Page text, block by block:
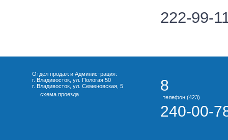
222-99-
Отдел продаж и Администрация:
г. Владивосток, ул. Пологая 50
г. Владивосток, ул. Семеновская, 5
схема проезда
8
телефон (423)
240-00-